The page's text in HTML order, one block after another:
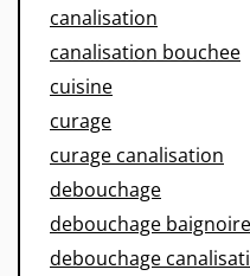
canalisation
canalisation bouchee
cuisine
curage
curage canalisation
debouchage
debouchage baignoire
debouchage